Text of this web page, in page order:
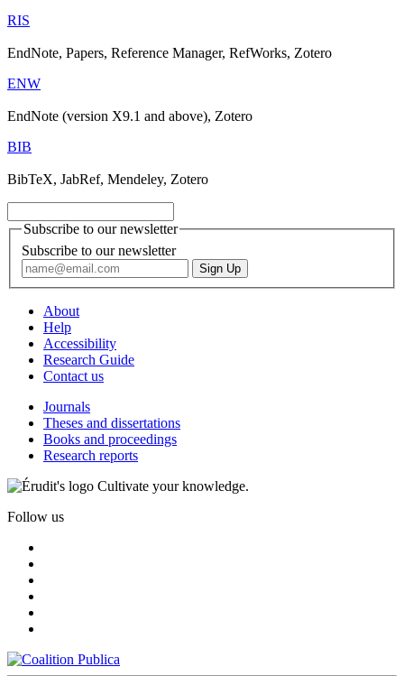
RIS
EndNote, Papers, Reference Manager, RefWorks, Zotero
ENW
EndNote (version X9.1 and above), Zotero
BIB
BibTeX, JabRef, Mendeley, Zotero
Subscribe to our newsletter
Subscribe to our newsletter
About
Help
Accessibility
Research Guide
Contact us
Journals
Theses and dissertations
Books and proceedings
Research reports
Cultivate your knowledge.
Follow us